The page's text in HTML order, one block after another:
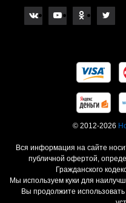
© 2012-2026
Вся информация на сайте
публичной офертой,
Гражданского
Мы используем куки для
Вы продолжите